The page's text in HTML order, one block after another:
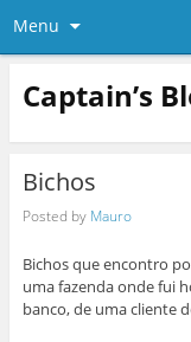
Menu
Captain’s
Bichos
Posted by Mauro
Bichos que encontro
uma fazenda onde fui
banco, de uma cliente